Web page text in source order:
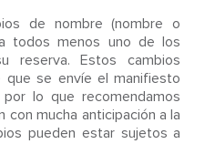
de nombre (nombre o
todos menos uno de los
reserva. Estos cambios
que se envíe el manifiesto
lo que recomendamos
con mucha anticipación a la
pueden estar sujetos a